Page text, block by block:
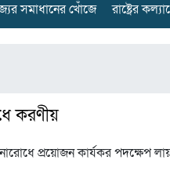
সমাধানের খোঁজে রাষ্ট্রের
করণীয়
প্রয়োজন কার্যকর পদক্ষেপ